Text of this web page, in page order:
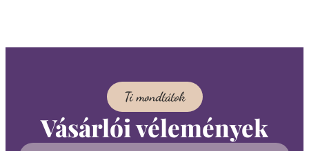
Ti mondtátok
Vásárlói vélemények